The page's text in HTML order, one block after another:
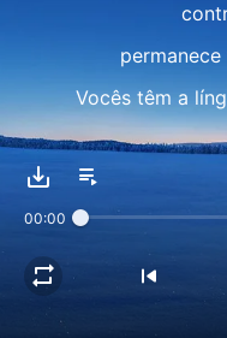
Vocês têm a
como as da
Vocês
olho por
00:00